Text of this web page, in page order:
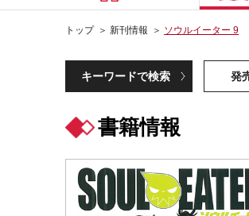
トップ ＞ 新刊情報 ＞ ソウルイーター 9
キーワードで検索 発
書籍情報